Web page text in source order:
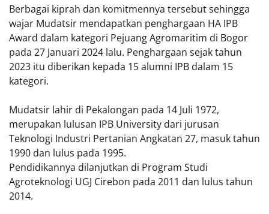
Berbagai kiprah dan komitmennya tersebut sehingga
wajar Mudatsir mendapatkan penghargaan HA IPB
Award dalam kategori Pejuang Agromaritim di Bogor
pada 27 Januari 2024 lalu. Penghargaan sejak tahun
2023 itu diberikan kepada 15 alumni IPB dalam 15
kategori.
Mudatsir lahir di Pekalongan pada 14 Juli 1972,
merupakan lulusan IPB University dari jurusan
Teknologi Industri Pertanian Angkatan 27, masuk tahun
1990 dan lulus pada 1995.
Pendidikannya dilanjutkan di Program Studi
Agroteknologi UGJ Cirebon pada 2011 dan lulus tahun
2014.